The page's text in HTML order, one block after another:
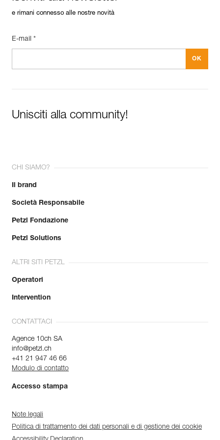
e rimani connesso alle nostre novità
E-mail *
Unisciti alla community!
CHI SIAMO?
Il brand
Società Responsabile
Petzl Fondazione
Petzl Solutions
ALTRI SITI PETZL
Operatori
Intervention
CONTATTACI
Agence 10ch SA
info@petzl.ch
+41 21 947 46 66
Modulo di contatto
Accesso stampa
Note legali
Politica di trattamento dei dati personali e di gestione dei cookie